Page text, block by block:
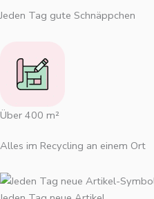
Jeden Tag gute Schnäppchen
Über 400 m²
Alles im Recycling an einem Ort